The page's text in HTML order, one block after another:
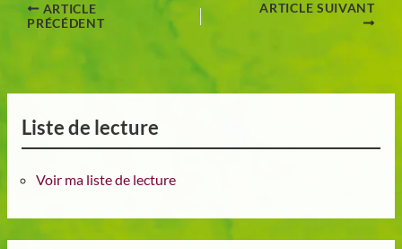
ARTICLE
PRÉCÉDENT
ARTICLE SUIVANT
Liste de lecture
Voir ma liste de lecture